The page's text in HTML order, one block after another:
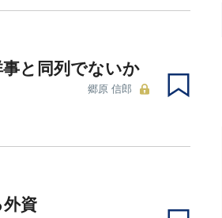
と同列でないか
郷原 信郎
資